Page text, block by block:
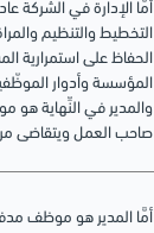
أمّا الإدارة في الشركة
التخطيط والتنظيم
الحفاظ على استمرارية
المؤسسة وأدوار
والمدير في النِّهاية هو
صاحب العمل ويتقاضى
أمَّا المدير هو موظف